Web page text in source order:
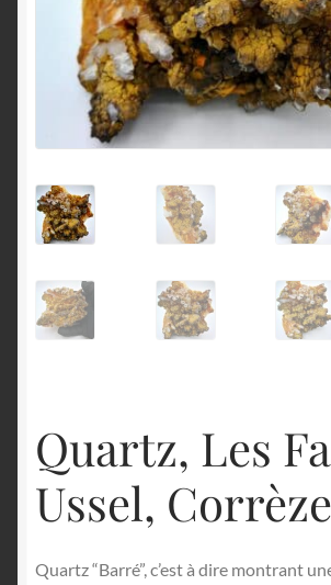
Quartz, Les
Ussel,
Quartz “Barré”, c’est à dire montrant